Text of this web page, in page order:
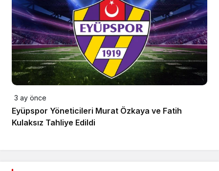
3 ay önce
Eyüpspor Yöneticileri Murat Özkaya ve Fatih
Kulaksız Tahliye Edildi